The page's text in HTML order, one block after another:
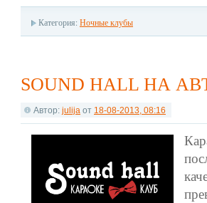
Категория: Ночные клубы
SOUND HALL НА
Автор: julija от 18-08-2013, 08:16